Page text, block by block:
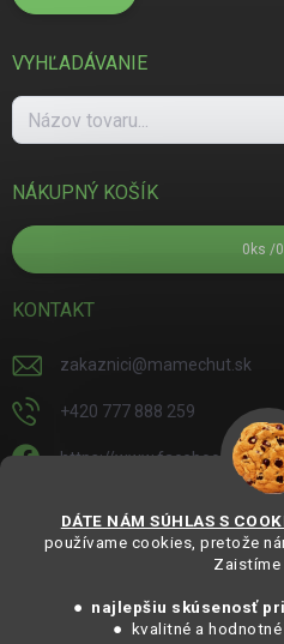
DÁTE NÁM SÚHLAS S
používame cookies, pretože
Zaistíme
● najlepšiu skúsenosť
● kvalitné a hodnotné
VYHĽADÁVANIE
NÁKUPNÝ KOŠÍK
0 ks /
KONTAKT
zakaznici@mamechut.sk
+420 777 888 259
https://www.facebook.com/
https://www.youtube.com/
@mamechut.czsk